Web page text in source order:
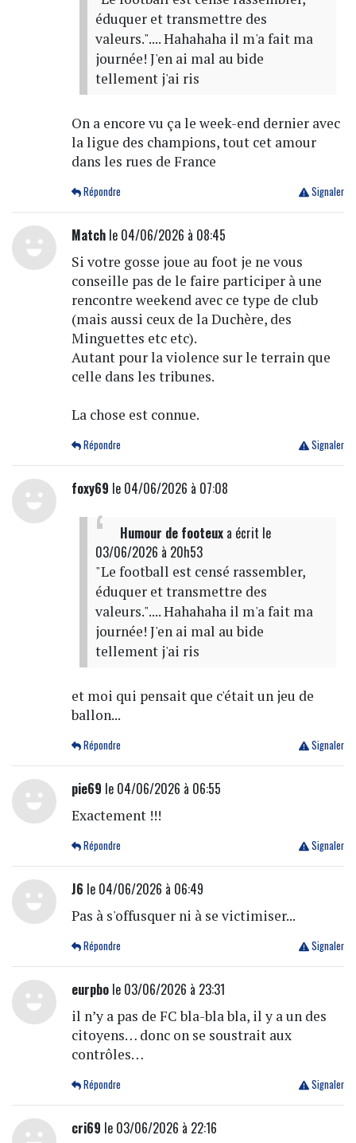
éduquer et transmettre des
valeurs.".... Hahahaha il m'a fait ma
journée! J'en ai mal au bide
tellement j'ai ris
On a encore vu ça le week-end dernier avec
la ligue des champions, tout cet amour
dans les rues de France
Signaler
Répondre
Matchle 04/06/2026 à 08:45
Si votre gosse joue au foot je ne vous
conseille pas de le faire participer à une
rencontre weekend avec ce type de club
(mais aussi ceux de la Duchère, des
Minguettes etc etc).
Autant pour la violence sur le terrain que
celle dans les tribunes.
La chose est connue.
Signaler
Répondre
foxy69 le 04/06/2026 à 07:08
Humour de footeuxa écrit le
03/06/2026 à 20h53
"Le football est censé rassembler,
éduquer et transmettre des
valeurs.".... Hahahaha il m'a fait ma
journée! J'en ai mal au bide
tellement j'ai ris
et moi qui pensait que c'était un jeu de
ballon...
Signaler
Répondre
pie69 le 04/06/2026 à 06:55
Exactement !!!
Signaler
Répondre
J6 le 04/06/2026 à 06:49
Pas à s'offusquer ni à se victimiser...
Signaler
Répondre
eurpbole 03/06/2026 à 23:31
il n’y a pas de FC bla-bla bla, il y a un des
citoyens… donc on se soustrait aux
contrôles…
Signaler
Répondre
cri69 le 03/06/2026 à 22:16